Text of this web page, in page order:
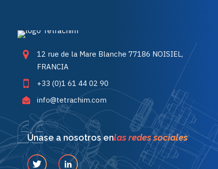
12 rue de la Mare Blanche 77186 NOISIEL,
FRANCIA
+33 (0)1 61 44 02 90
info@tetrachim.com
Únase a nosotros enlas redes sociales